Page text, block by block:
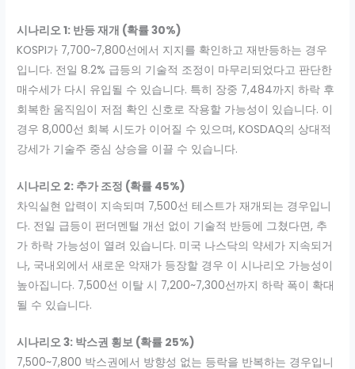
시나리오 1: 반등 재개 (확률 30%)
KOSPI가 7,700~7,800선에서 지지를 확인하고 재반등하는 경우
입니다. 전일 8.2% 급등의 기술적 조정이 마무리되었다고 판단한
매수세가 다시 유입될 수 있습니다. 특히 장중 7,484까지 하락 후
회복한 움직임이 저점 확인 신호로 작용할 가능성이 있습니다. 이
경우 8,000선 회복 시도가 이어질 수 있으며, KOSDAQ의 상대적
강세가 기술주 중심 상승을 이끌 수 있습니다.
시나리오 2: 추가 조정 (확률 45%)
차익실현 압력이 지속되며 7,500선 테스트가 재개되는 경우입니
다. 전일 급등이 펀더멘털 개선 없이 기술적 반등에 그쳤다면, 추
가 하락 가능성이 열려 있습니다. 미국 나스닥의 약세가 지속되거
나, 국내외에서 새로운 악재가 등장할 경우 이 시나리오 가능성이
높아집니다. 7,500선 이탈 시 7,200~7,300선까지 하락 폭이 확대
될 수 있습니다.
시나리오 3: 박스권 횡보 (확률 25%)
7,500~7,800 박스권에서 방향성 없는 등락을 반복하는 경우입니